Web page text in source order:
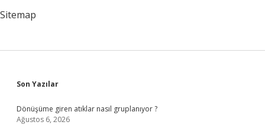
Sitemap
Sidebar
Son Yazılar
Dönüşüme giren atıklar nasıl gruplanıyor ?
Ağustos 6, 2026